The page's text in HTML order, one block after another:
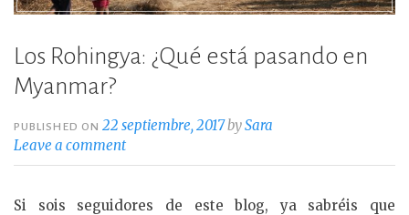
Los Rohingya: ¿Qué está pasando en
Myanmar?
PUBLISHED ON22 septiembre, 2017bySara
Leave a comment
Si sois seguidores de este blog, ya sabréis que